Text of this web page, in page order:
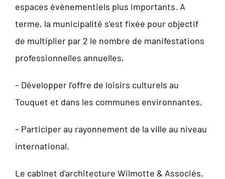
espaces évènementiels plus importants. A
terme, la municipalité s’est fixée pour objectif
de multiplier par 2 le nombre de manifestations
professionnelles annuelles,
– Développer l’offre de loisirs culturels au
Touquet et dans les communes environnantes,
– Participer au rayonnement de la ville au niveau
international.
Le cabinet d’architecture Wilmotte & Associés,